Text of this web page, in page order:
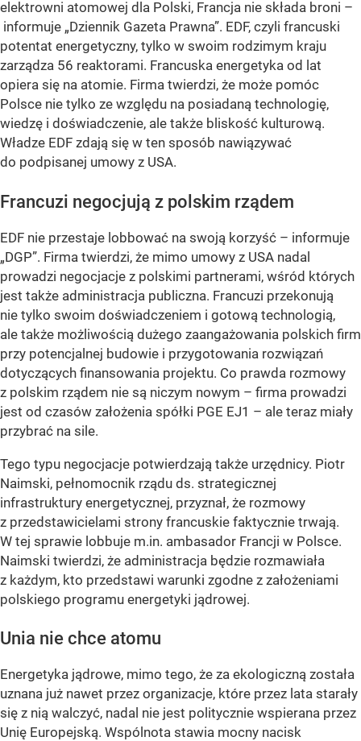
elektrowni atomowej dla Polski, Francja nie składa broni –
informuje „Dziennik Gazeta Prawna”. EDF, czyli francuski
potentat energetyczny, tylko w swoim rodzimym kraju
zarządza 56 reaktorami. Francuska energetyka od lat
opiera się na atomie. Firma twierdzi, że może pomóc
Polsce nie tylko ze względu na posiadaną technologię,
wiedzę i doświadczenie, ale także bliskość kulturową.
Władze EDF zdają się w ten sposób nawiązywać
do podpisanej umowy z USA.
Francuzi negocjują z polskim rządem
EDF nie przestaje lobbować na swoją korzyść – informuje
„DGP”. Firma twierdzi, że mimo umowy z USA nadal
prowadzi negocjacje z polskimi partnerami, wśród których
jest także administracja publiczna. Francuzi przekonują
nie tylko swoim doświadczeniem i gotową technologią,
ale także możliwością dużego zaangażowania polskich firm
przy potencjalnej budowie i przygotowania rozwiązań
dotyczących finansowania projektu. Co prawda rozmowy
z polskim rządem nie są niczym nowym – firma prowadzi
jest od czasów założenia spółki PGE EJ1 – ale teraz miały
przybrać na sile.
Tego typu negocjacje potwierdzają także urzędnicy. Piotr
Naimski, pełnomocnik rządu ds. strategicznej
infrastruktury energetycznej, przyznał, że rozmowy
z przedstawicielami strony francuskie faktycznie trwają.
W tej sprawie lobbuje m.in. ambasador Francji w Polsce.
Naimski twierdzi, że administracja będzie rozmawiała
z każdym, kto przedstawi warunki zgodne z założeniami
polskiego programu energetyki jądrowej.
Unia nie chce atomu
Energetyka jądrowe, mimo tego, że za ekologiczną została
uznana już nawet przez organizacje, które przez lata starały
się z nią walczyć, nadal nie jest politycznie wspierana przez
Unię Europejską. Wspólnota stawia mocny nacisk